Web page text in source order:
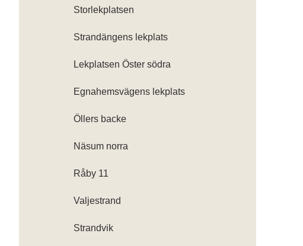
Storlekplatsen
Strandängens lekplats
Lekplatsen Öster södra
Egnahemsvägens lekplats
Öllers backe
Näsum norra
Råby 11
Valjestrand
Strandvik